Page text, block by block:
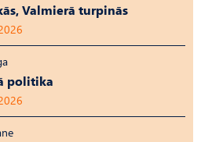
Valmierā turpinās
politika